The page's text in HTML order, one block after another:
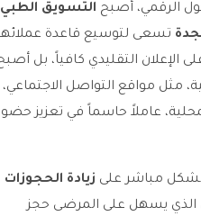
الرقمي، أصبح التسويق الطبي
تسعى لتوسيع قاعدة
الإعلان التقليدي كافياً، بل
مثل مواقع التواصل الاجتماعي،
عاملاً حاسماً في تعزيز
مباشر على زيادة الحجوزات
الذي يسهل على المرضى حجز